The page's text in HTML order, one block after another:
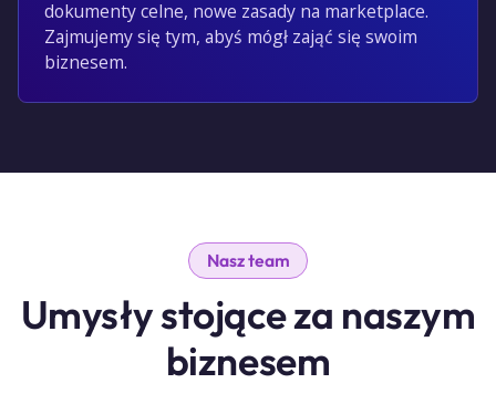
dokumenty celne, nowe zasady na marketplace.
Zajmujemy się tym, abyś mógł zająć się swoim
biznesem.
Nasz team
Umysły stojące za naszym
biznesem